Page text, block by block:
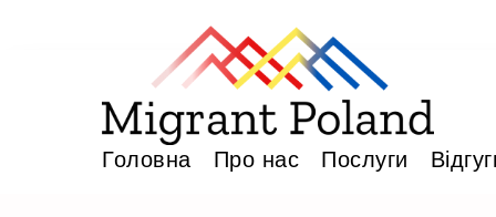
Головна Про нас Послуги